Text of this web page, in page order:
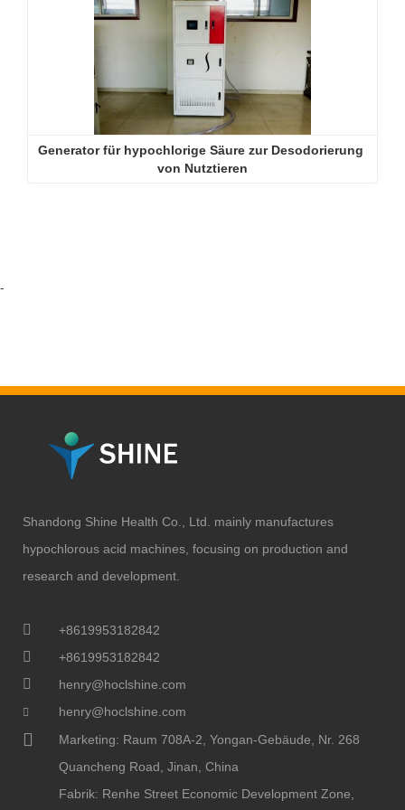
Generator für hypochlorige Säure zur Desodorierung
von Nutztieren
-
Shandong Shine Health Co., Ltd. mainly manufactures
hypochlorous acid machines, focusing on production and
research and development.
+8619953182842
+8619953182842
henry@hoclshine.com
henry@hoclshine.com
Marketing: Raum 708A-2, Yongan-Gebäude, Nr. 268
Quancheng Road, Jinan, China
Fabrik: Renhe Street Economic Development Zone,